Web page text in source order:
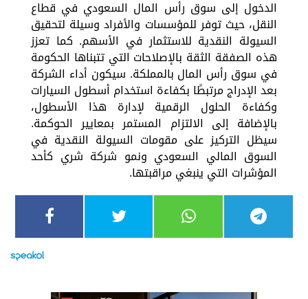
الدخول إلى سوق رأس المال السعودي في قطاع
النقل، حيث توفر للمؤسسات والأفراد وسيلة لتحقيق
السيولة النقدية للاستثمار في الأسهم. كما تعزز
هذه الصفقة الثقة بالإصلاحات التي تتبناها الحكومة
في سوق رأس المال بالمملكة. سيكون أداء الشركة
بعد الإدراج مرتبطًا بكفاءة استخدام أسطول السيارات
وكفاءة الحلول الرقمية لإدارة هذا الأسطول،
بالإضافة إلى الالتزام المستمر بمعايير الحوكمة.
سيظل التركيز على مقومات السيولة النقدية في
السوق المالي السعودي ونمو شركة شري كأحد
المؤشرات التي ينبغي مراقبتها.